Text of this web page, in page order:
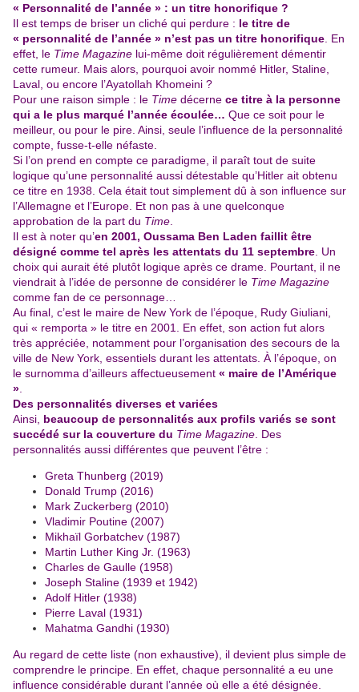
« Personnalité de l’année » : un titre honorifique ?
Il est temps de briser un cliché qui perdure : le titre de
« personnalité de l’année » n’est pas un titre honorifique . En
effet, le Time Magazine lui-même doit régulièrement démentir
cette rumeur. Mais alors, pourquoi avoir nommé Hitler, Staline,
Laval, ou encore l’Ayatollah Khomeini ?
Pour une raison simple : le Time décerne ce titre à la personne
qui a le plus marqué l’année écoulée… Que ce soit pour le
meilleur, ou pour le pire. Ainsi, seule l’influence de la personnalité
compte, fusse-t-elle néfaste.
Si l’on prend en compte ce paradigme, il paraît tout de suite
logique qu’une personnalité aussi détestable qu’Hitler ait obtenu
ce titre en 1938. Cela était tout simplement dû à son influence sur
l’Allemagne et l’Europe. Et non pas à une quelconque
approbation de la part du Time
Il est à noter qu’en 2001, Oussama Ben Laden faillit être
désigné comme tel après les attentats du 11 septembre . Un
choix qui aurait été plutôt logique après ce drame. Pourtant, il ne
viendrait à l’idée de personne de considérer le Time Magazine
comme fan de ce personnage…
Au final, c’est le maire de New York de l’époque, Rudy Giuliani,
qui « remporta » le titre en 2001. En effet, son action fut alors
très appréciée, notamment pour l’organisation des secours de la
ville de New York, essentiels durant les attentats. À l’époque, on
le surnomma d’ailleurs affectueusement « maire de l’Amérique
»
Des personnalités diverses et variées
Ainsi, beaucoup de personnalités aux profils variés se sont
succédé sur la couverture du Time Magazine . Des
personnalités aussi différentes que peuvent l’être :
Greta Thunberg (2019)
Donald Trump (2016)
Mark Zuckerberg (2010)
Vladimir Poutine (2007)
Mikhaïl Gorbatchev (1987)
Martin Luther King Jr. (1963)
Charles de Gaulle (1958)
Joseph Staline (1939 et 1942)
Adolf Hitler (1938)
Pierre Laval (1931)
Mahatma Gandhi (1930)
Au regard de cette liste (non exhaustive), il devient plus simple de
comprendre le principe. En effet, chaque personnalité a eu une
influence considérable durant l’année où elle a été désignée.